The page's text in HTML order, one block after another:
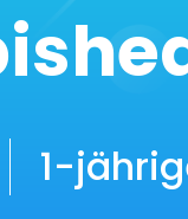
1-